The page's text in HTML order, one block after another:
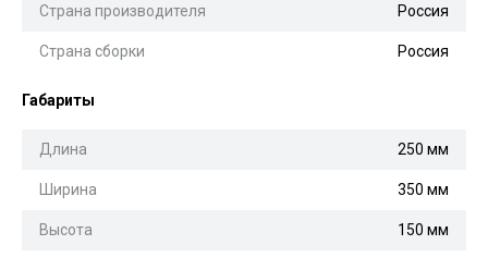
Страна производителя Россия
Страна сборки Россия
Габариты
Длина 250 мм
Ширина 350 мм
Высота 150 мм